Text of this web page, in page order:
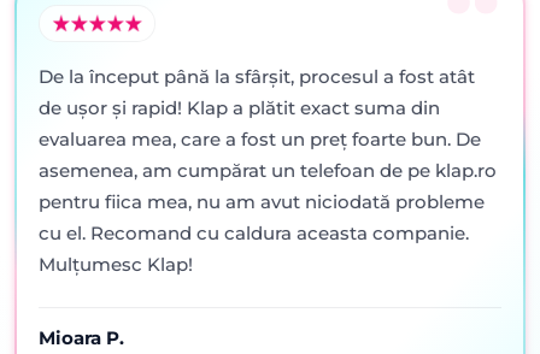
De la început până la sfârșit, procesul a fost atât
de ușor și rapid! Klap a plătit exact suma din
evaluarea mea, care a fost un preț foarte bun. De
asemenea, am cumpărat un telefoan de pe klap.ro
pentru fiica mea, nu am avut niciodată probleme
cu el. Recomand cu caldura aceasta companie.
Mulțumesc Klap!
Mioara P.